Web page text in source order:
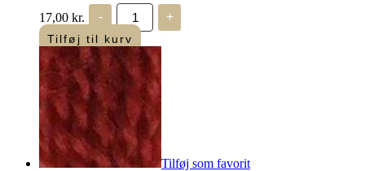
17,00 kr. -
Flora
Wool
-
8111
-
trådet
uld
antal
+
Tilføj til kurv
Tilføj som favorit